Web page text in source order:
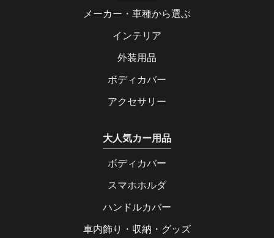
メーカー・車種から選ぶ
インテリア
外装用品
ボディカバー
アクセサリー
大人気カー用品
ボディカバー
スマホホルダ
ハンドルカバー
車内飾り・収納・グッズ